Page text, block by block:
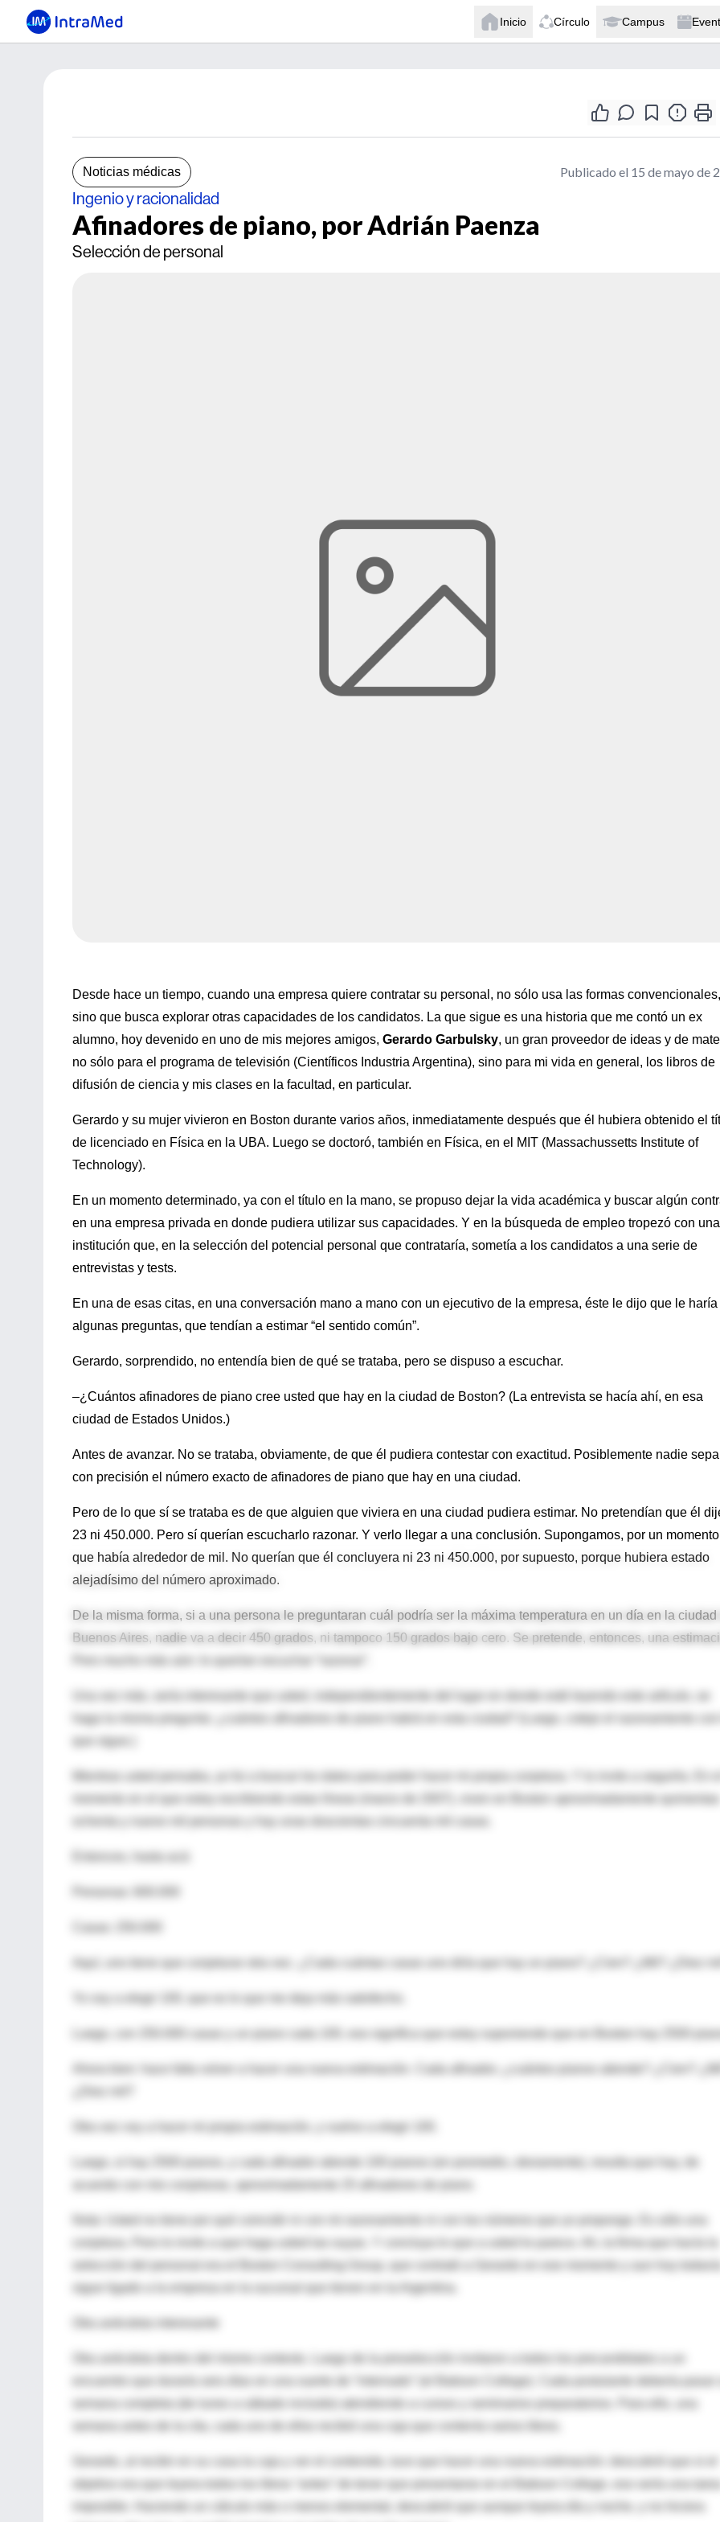
Inicio Círculo Campus
Noticias médicas Publicado el 15 de mayo de
Ingenio y racionalidad
Afinadores de piano, por Adrián Paenza
Selección de personal
Desde hace un tiempo, cuando una empresa quiere contratar su personal, no sólo usa las formas convencionales,
sino que busca explorar otras capacidades de los candidatos. La que sigue es una historia que me contó un ex
alumno, hoy devenido en uno de mis mejores amigos, Gerardo Garbulsky, un gran proveedor de ideas y de
no sólo para el programa de televisión (Científicos Industria Argentina), sino para mi vida en general, los libros de
difusión de ciencia y mis clases en la facultad, en particular.
Gerardo y su mujer vivieron en Boston durante varios años, inmediatamente después que él hubiera obtenido el
de licenciado en Física en la UBA. Luego se doctoró, también en Física, en el MIT (Massachussetts Institute of
Technology).
En un momento determinado, ya con el título en la mano, se propuso dejar la vida académica y buscar algún
en una empresa privada en donde pudiera utilizar sus capacidades. Y en la búsqueda de empleo tropezó con una
institución que, en la selección del potencial personal que contrataría, sometía a los candidatos a una serie de
entrevistas y tests.
En una de esas citas, en una conversación mano a mano con un ejecutivo de la empresa, éste le dijo que le haría
algunas preguntas, que tendían a estimar “el sentido común”.
Gerardo, sorprendido, no entendía bien de qué se trataba, pero se dispuso a escuchar.
–¿Cuántos afinadores de piano cree usted que hay en la ciudad de Boston? (La entrevista se hacía ahí, en esa
ciudad de Estados Unidos.)
Antes de avanzar. No se trataba, obviamente, de que él pudiera contestar con exactitud. Posiblemente nadie sepa
con precisión el número exacto de afinadores de piano que hay en una ciudad.
Pero de lo que sí se trataba es de que alguien que viviera en una ciudad pudiera estimar. No pretendían que él
23 ni 450.000. Pero sí querían escucharlo razonar. Y verlo llegar a una conclusión. Supongamos, por un
que había alrededor de mil. No querían que él concluyera ni 23 ni 450.000, por supuesto, porque hubiera estado
alejadísimo del número aproximado.
De la misma forma, si a una persona le preguntaran cuál podría ser la máxima temperatura en un día en la ciudad
Buenos Aires, nadie va a decir 450 grados, ni tampoco 150 grados bajo cero. Se pretende, entonces, una
Una vez más, sería interesante que usted, independientemente del lugar en donde esté leyendo este artículo, se
haga la misma pregunta: ¿cuántos afinadores de piano habrá en esta ciudad? (Luego, coteje el razonamiento con
que sigue.)
Mientras usted pensaba, yo fui a buscar los datos para poder hacer mi propia conjetura. Y lo invito a seguirla. En el
momento en el que estoy escribiendo estas líneas (marzo de 2007), viven en Boston aproximadamente quinientas
Yo voy a elegir 100, que es lo que me deja más satisfecho.
Luego, con 250.000 casas y un piano cada 100, eso significa que estoy suponiendo que en Boston hay 2500
Otra vez voy a hacer mi propia estimación, y vuelvo a elegir 100.
Luego, si hay 2500 pianos, y cada afinador atiende 100 pianos (en promedio, obviamente), resulta que hay, de
acuerdo con mis conjeturas, aproximadamente 25 afinadores de piano.
Nota: Usted no tiene por qué coincidir ni con mi razonamiento ni con los números que yo propongo. Es sólo una
conjetura. Pero lo invito a que haga usted las suyas. Y concluya lo que a usted le parece. Ah, la firma que hacía la
selección del personal era el Boston Consulting Group, que contrató a Gerardo en ese momento y aun hoy todavía
sigue ligado a la empresa en la sucursal que tienen en la Argentina.
Otra anécdota dentro del mismo contexto. Luego de la preselección invitaron a todos los precandidatos a un
encuentro que duraría seis días en una suerte de “internado” (el Babson College). Cada postulante debería pasar
semana antes de la cita, cada uno de ellos recibió una caja que contenía varios libros.
Gerardo, al recibir en su casa la caja y ver el contenido, tuvo que hacer una nueva estimación: descubrió que si el
objetivo era que leyera todos los libros “antes” de tener que presentarse en el Babson College, eso sería una tarea
imposible. Haciendo un cálculo más o menos elemental, descubrió que aunque leyera día y noche, y no hiciera